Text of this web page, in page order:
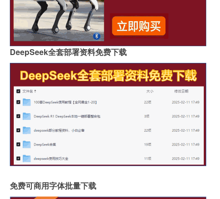
DeepSeek全套部署资料免费下载
免费可商用字体批量下载